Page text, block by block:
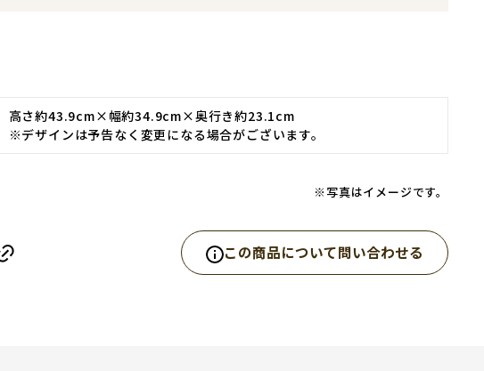
高さ約43.9cm×幅約34.9cm×奥行き約23.1cm
※デザインは予告なく変更になる場合がございます。
※写真はイメージです。
この商品について問い合わせる